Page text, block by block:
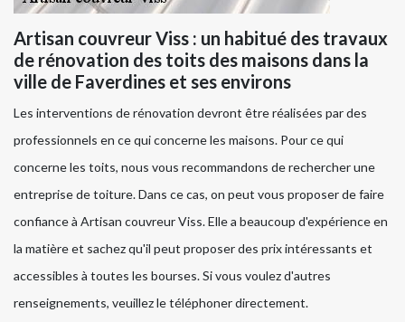
Artisan couvreur Viss : un habitué des travaux
de rénovation des toits des maisons dans la
ville de Faverdines et ses environs
Les interventions de rénovation devront être réalisées par des
professionnels en ce qui concerne les maisons. Pour ce qui
concerne les toits, nous vous recommandons de rechercher une
entreprise de toiture. Dans ce cas, on peut vous proposer de faire
confiance à Artisan couvreur Viss. Elle a beaucoup d'expérience en
la matière et sachez qu'il peut proposer des prix intéressants et
accessibles à toutes les bourses. Si vous voulez d'autres
renseignements, veuillez le téléphoner directement.